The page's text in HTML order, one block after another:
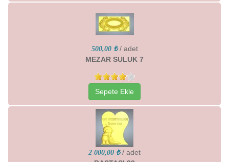
500,00 ₺ / adet
MEZAR SULUK 7
Sepete Ekle
2 000,00 ₺ / adet